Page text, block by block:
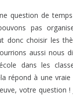
question de
pas
donc choisir les
aussi nous
dans les
répond à une
votre question